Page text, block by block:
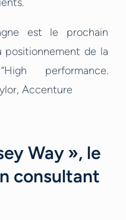
est le prochain
positionnement de la
performance.
Accenture
Way », le
consultant